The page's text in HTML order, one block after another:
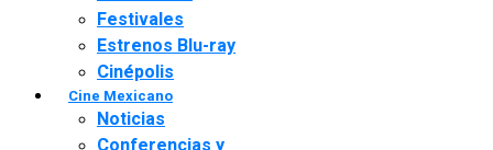
Festivales
Estrenos Blu-ray
Cinépolis
Cine Mexicano
Noticias